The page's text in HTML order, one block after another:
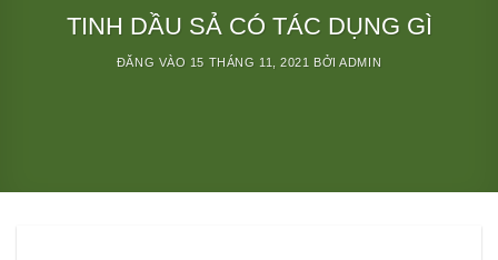
TINH DẦU SẢ CÓ TÁC DỤNG GÌ
ĐĂNG VÀO 15 THÁNG 11, 2021 BỞIADMIN